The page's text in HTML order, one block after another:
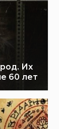
Их
60 лет